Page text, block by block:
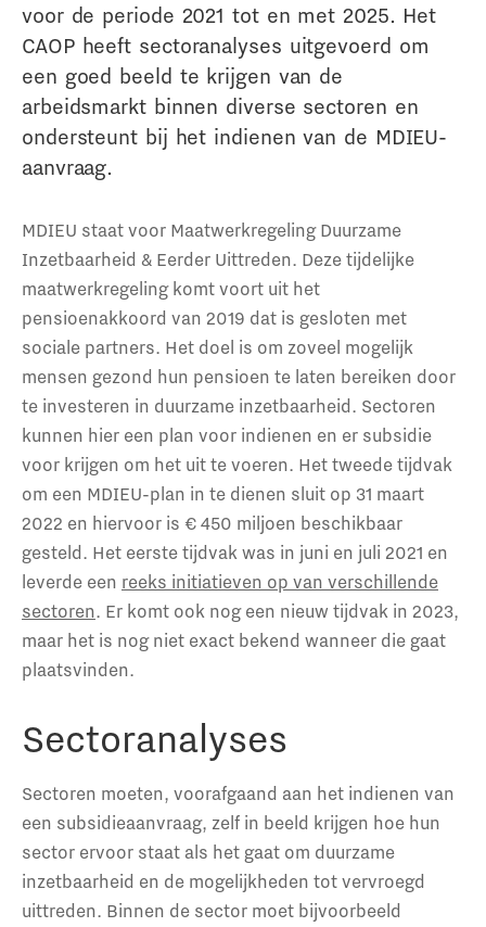
voor de periode 2021 tot en met 2025. Het
CAOP heeft sectoranalyses uitgevoerd om
een goed beeld te krijgen van de
arbeidsmarkt binnen diverse sectoren en
ondersteunt bij het indienen van de MDIEU-
aanvraag.
MDIEU staat voor Maatwerkregeling Duurzame
Inzetbaarheid & Eerder Uittreden. Deze tijdelijke
maatwerkregeling komt voort uit het
pensioenakkoord van 2019 dat is gesloten met
sociale partners. Het doel is om zoveel mogelijk
mensen gezond hun pensioen te laten bereiken door
te investeren in duurzame inzetbaarheid. Sectoren
kunnen hier een plan voor indienen en er subsidie
voor krijgen om het uit te voeren. Het tweede tijdvak
om een MDIEU-plan in te dienen sluit op 31 maart
2022 en hiervoor is € 450 miljoen beschikbaar
gesteld. Het eerste tijdvak was in juni en juli 2021 en
leverde een reeks initiatieven op van verschillende
sectoren. Er komt ook nog een nieuw tijdvak in 2023,
maar het is nog niet exact bekend wanneer die gaat
plaatsvinden.
Sectoranalyses
Sectoren moeten, voorafgaand aan het indienen van
een subsidieaanvraag, zelf in beeld krijgen hoe hun
sector ervoor staat als het gaat om duurzame
inzetbaarheid en de mogelijkheden tot vervroegd
uittreden. Binnen de sector moet bijvoorbeeld